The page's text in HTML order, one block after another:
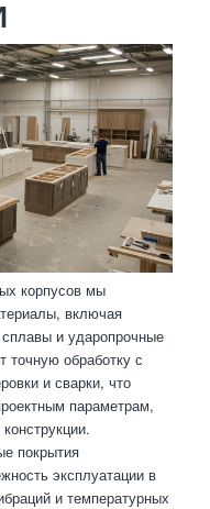
корпусов мы
включая
и ударопрочные
точную обработку с
и сварки, что
параметрам,
покрытия
эксплуатации в
и температурных